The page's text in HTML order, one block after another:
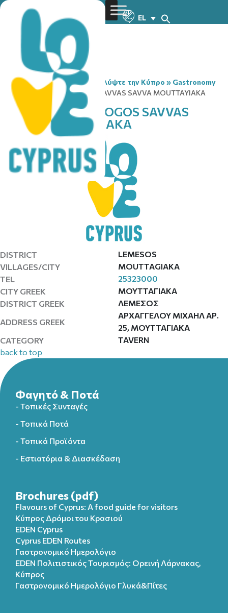
EL
You are here:Home» Ανακαλύψτε την Κύπρο » Gastronomy
» KINIGETIKOS SILLOGOS SAVVAS SAVVA MOUTTAYIAKA
KINIGETIKOS SILLOGOS SAVVAS
SAVVA MOUTTAYIAKA
DISTRICT
LEMESOS
VILLAGES/CITY
MOUTTAGIAKA
TEL
25323000
CITY GREEK
ΜΟΥΤΤΑΓΙΑΚΑ
DISTRICT GREEK
ΛΕΜΕΣΟΣ
ADDRESS GREEK
ΑΡΧΑΓΓΕΛΟΥ ΜΙΧΑΗΛ ΑΡ.
25, ΜΟΥΤΤΑΓΙΑΚΑ
CATEGORY
TAVERN
back to top
Φαγητό & Ποτά
- Τοπικές Συνταγές
- Τοπικά Ποτά
- Τοπικά Προϊόντα
- Εστιατόρια & Διασκέδαση
Brochures (pdf)
Flavours of Cyprus: A food guide for visitors
Κύπρος Δρόμοι του Κρασιού
EDEN Cyprus
Cyprus EDEN Routes
Γαστρονομικό Ημερολόγιο
EDEN Πολιτιστικός Τουρισμός: Ορεινή Λάρνακας,
Κύπρος
Γαστρονομικό Ημερολόγιo Γλυκά&Πίτες